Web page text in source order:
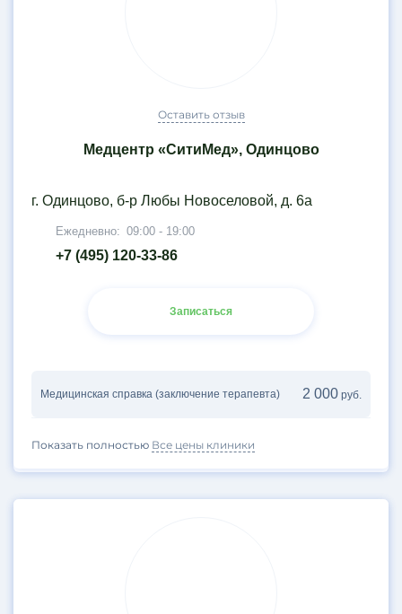
Оставить отзыв
Медцентр «СитиМед», Одинцово
г. Одинцово, б-р Любы Новоселовой, д. 6а
Ежедневно: 09:00 - 19:00
+7 (495) 120-33-86
Записаться
Медицинская справка (заключение терапевта) 2 000 руб.
Показать полностью Все цены клиники